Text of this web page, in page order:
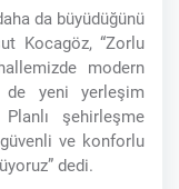
da büyüdüğünü
Kocagöz, “Zorlu
modern
de yeni yerleşim
Planlı şehirleşme
güvenli ve konforlu
dedi.